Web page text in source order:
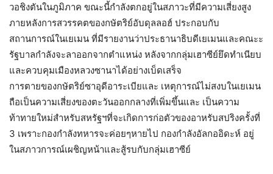
วอชิงตันในภูมิภาค ขณะนี้กำลังตกอยู่ในสภาวะที่มีความเสี่ยงสูง
ภายหลังการสวรรคตของกษัตริย์อับดุลลอฮ์ ประกอบกับ
สถานการณ์ในเยเมน ที่มีรายงานว่าประธานาธิบดีเยเมนและคณะะ
รัฐบาลกำลังจะลาออกจากตำแหน่ง หลังจากกลุ่มเฮาซีย์ยึดทำเนียบ
และควบคุมเมืองหลวงซานาได้อย่างเบ็ดเสร็จ
การตายของกษัตริย์ซาอุดีอาระเบียและ เหตุการณ์ไม่สงบในเยเมน
ถือเป็นความเสี่ยงของตะวันออกกลางที่เพิ่มขึ้นและ เป็นความ
ท้าทายใหม่สำหรับสหรัฐฯที่จะเกิดการก่อตัวของอาหรับสปริงครั้งที่
3 เพราะกองกำลังทหารจะค่อยๆหายไป กองกำลังอัลกออิดะห์ อยู่
ในสภาวการณ์เผชิญหน้าและสู้รบกับกลุ่มเฮาซีย์